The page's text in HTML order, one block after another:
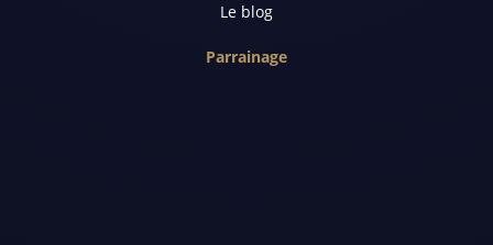
Le blog
Parrainage